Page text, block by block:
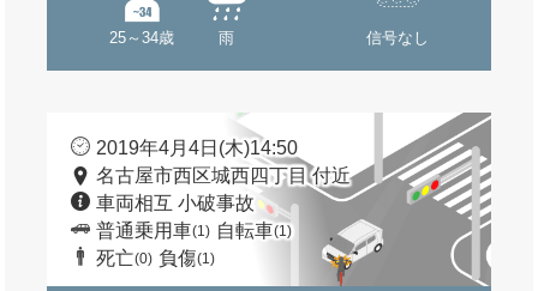
25～34歳 雨 信号なし
2019年4月4日(木)14:50
名古屋市西区城西四丁目 付近
車両相互 小破事故
普通乗用車(1) 自転車(1)
死亡(0) 負傷(1)